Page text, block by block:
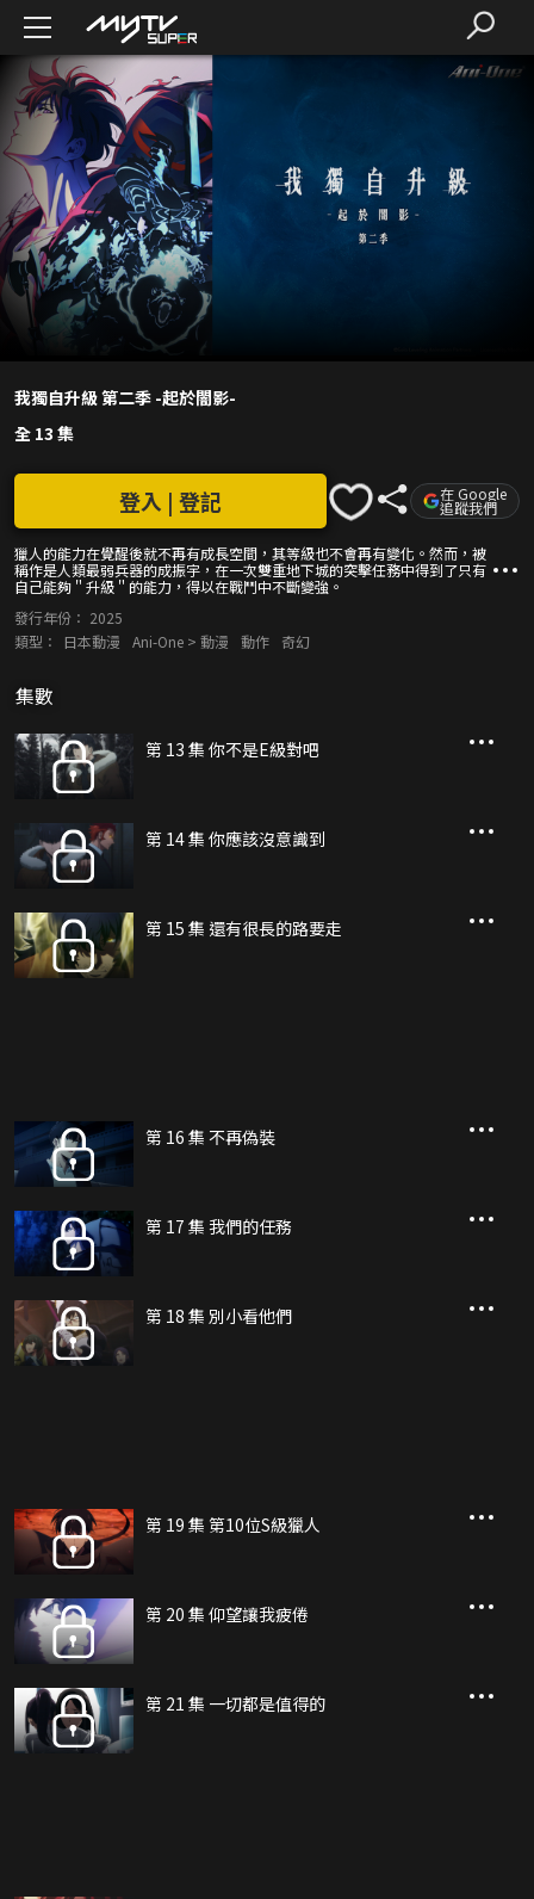
我獨自升級 第二季 -起於闇影-
全 13 集
獵人的能力在覺醒後就不再有成長空間，其等級也不會再有變化。然而，被
稱作是人類最弱兵器的成振宇，在一次雙重地下城的突擊任務中得到了只有
自己能夠＂升級＂的能力，得以在戰鬥中不斷變強。
登入 | 登記 在 Google
追蹤我們
發行年份： 2025
類型：
日本動漫 Ani-One > 動漫 動作 奇幻
集數
第 13 集 你不是E級對吧
第 14 集 你應該沒意識到
第 15 集 還有很長的路要走
第 16 集 不再偽裝
第 17 集 我們的任務
第 18 集 別小看他們
第 19 集 第10位S級獵人
第 20 集 仰望讓我疲倦
第 21 集 一切都是值得的